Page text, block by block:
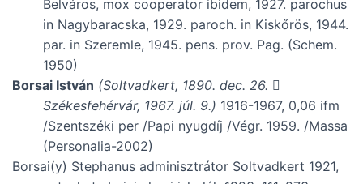
Belváros, mox cooperator ibidem, 1927. parochus
in Nagybaracska, 1929. paroch. in Kiskőrös, 1944.
par. in Szeremle, 1945. pens. prov. Pag. (Schem.
1950)
Borsai István (Soltvadkert, 1890. dec. 26. 
Székesfehérvár, 1967. júl. 9.) 1916-1967, 0,06 ifm
/Szentszéki per /Papi nyugdíj /Végr. 1959. /Massa
(Personalia-2002)
Borsai(y) Stephanus adminisztrátor Soltvadkert 1921,